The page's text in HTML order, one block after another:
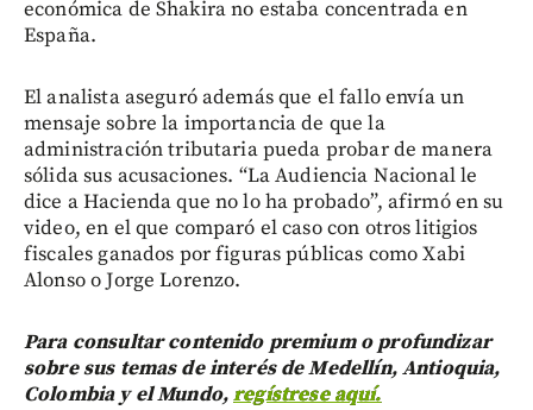
económica de Shakira no estaba concentrada en
España.
El analista aseguró además que el fallo envía un
mensaje sobre la importancia de que la
administración tributaria pueda probar de manera
sólida sus acusaciones. “La Audiencia Nacional le
dice a Hacienda que no lo ha probado”, afirmó en su
video, en el que comparó el caso con otros litigios
fiscales ganados por figuras públicas como Xabi
Alonso o Jorge Lorenzo.
Para consultar contenido premium o profundizar
sobre sus temas de interés de Medellín, Antioquia,
Colombia y el Mundo,regístrese aquí.